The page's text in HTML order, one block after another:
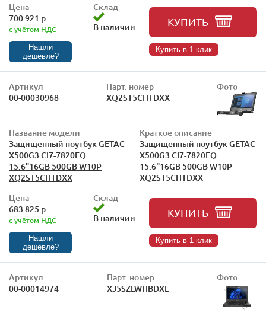
Цена
700 921 р.
с учётом НДС
Нашли
дешевле?
Склад
В наличии
КУПИТЬ
Купить в 1 клик
Артикул
00-00030968
Парт. номер
XQ2ST5CHTDXX
Фото
Название модели
Защищенный ноутбук GETAC
X500G3 CI7-7820EQ
15.6"16GB 500GB W10P
XQ2ST5CHTDXX
Краткое описание
Защищенный ноутбук GETAC
X500G3 CI7-7820EQ
15.6"16GB 500GB W10P
XQ2ST5CHTDXX
Цена
683 825 р.
с учётом НДС
Нашли
дешевле?
Склад
В наличии
КУПИТЬ
Купить в 1 клик
Артикул
00-00014974
Парт. номер
XJ5SZLWHBDXL
Фото